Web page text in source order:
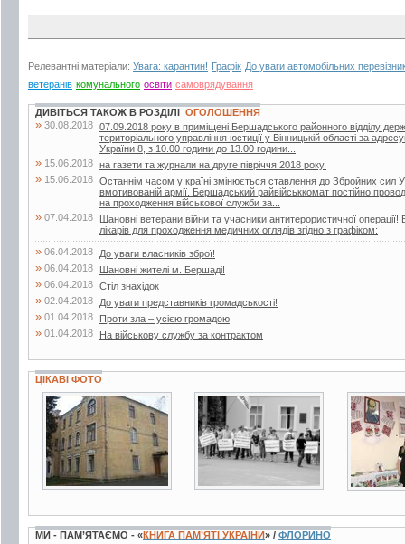
Релевантні матеріали: Увага: карантин! Графік До уваги автомобільних
ветеранів комунального освіти самоврядування
ДИВІТЬСЯ ТАКОЖ В РОЗДІЛІ ОГОЛОШЕННЯ
» 30.08.2018 07.09.2018 року в приміщені Бершадського районного відділу
територіального управління юстиції у Вінницькій області за
України 8, з 10.00 години до 13.00 години...
» 15.06.2018 на газети та журнали на друге півріччя 2018 року.
» 15.06.2018 Останнім часом у країні змінюється ставлення до Збройних сил
вмотивованій армії. Бершадський райвійськкомат постійно
на проходження військової служби за...
» 07.04.2018
Шановні ветерани війни та учасники антитерористичної
лікарів для проходження медичних оглядів згідно з графіком:
» 06.04.2018 До уваги власників зброї!
» 06.04.2018 Шановні жителі м. Бершаді!
» 06.04.2018 Стіл знахідок
» 02.04.2018 До уваги представників громадськості!
» 01.04.2018 Проти зла – усією громадою
» 01.04.2018 На військову службу за контрактом
ЦІКАВІ ФОТО
4 фото 2 фото 3 фото
МИ - ПАМ’ЯТАЄМО - «КНИГА ПАМ’ЯТІ УКРАЇНИ» / ФЛОРИНО